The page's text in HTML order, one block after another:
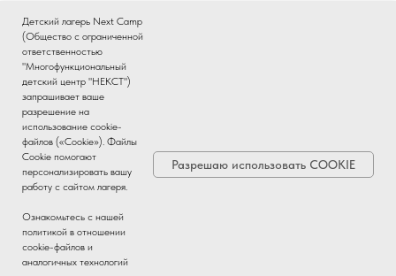
Еще больше фотографий с этой осенней смены смотрите в
группе лагеря ВКонтакте
Все материалы данного сайта являются объектами авторского
права. Запрещается копирование, распространение, модификация
или любое другое использование информации и объектов без
письменного разрешения правообладателя.
NEXT CAMP - Твой следующий лагерь! |
Детский лагерь Next Camp
(Общество с ограниченной
ответственностью
"Многофункциональный
детский центр "НЕКСТ")
запрашивает ваше
разрешение на
использование cookie-
файлов («Cookie»). Файлы
Cookie помогают
персонализировать вашу
работу с сайтом лагеря.
Ознакомьтесь с нашей
политикой в отношении
cookie-файлов и
аналогичных технологий
Разрешаю использовать COOKIE